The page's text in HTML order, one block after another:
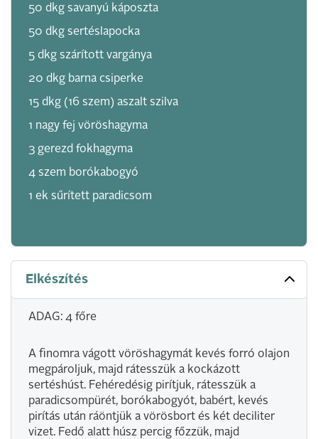
50 dkg savanyú káposzta
50 dkg sertéslapocka
5 dkg szárított vargánya
20 dkg barna csiperke
15 dkg (16 szem) aszalt szilva
1 nagy fej vöröshagyma
3 gerezd fokhagyma
4 szem borókabogyó
1 ek sűrített paradicsom
Elkészítés
ADAG: 4 főre
A finomra vágott vöröshagymát kevés forró olajon
megpároljuk, majd rátesszük a kockázott
sertéshúst. Fehéredésig pirítjuk, rátesszük a
paradicsompürét, borókabogyót, babért, kevés
pirítás után ráöntjük a vörösbort és két deciliter
vizet. Fedő alatt húsz percig főzzük, majd